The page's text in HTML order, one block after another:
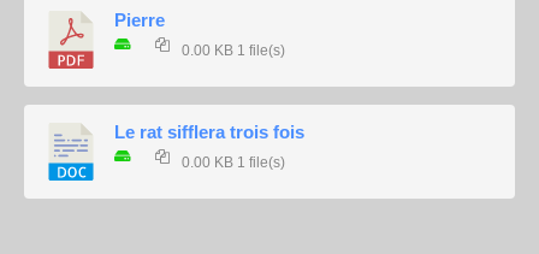
Pierre
0.00 KB 1 file(s)
Le rat sifflera trois fois
0.00 KB 1 file(s)